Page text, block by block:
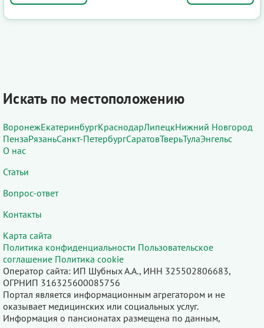
Искать по местоположению
ВоронежЕкатеринбургКраснодарЛипецкНижний Новгород
ПензаРязаньСанкт-ПетербургСаратовТверьТулаЭнгельс
О нас
Статьи
Вопрос-ответ
Контакты
Карта сайта
Политика конфиденциальности Пользовательское
соглашение Политика cookie
Оператор сайта: ИП Шубных А.А., ИНН 325502806683,
ОГРНИП 316325600085756
Портал является информационным агрегатором и не
оказывает медицинских или социальных услуг.
Информация о пансионатах размещена по данным,